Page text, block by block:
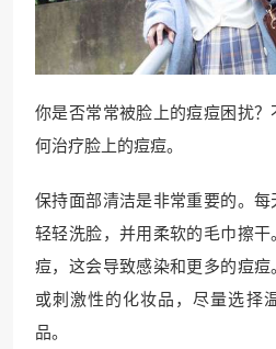
你是否常常被脸上的痘痘困扰
何治疗脸上的痘痘。
保持面部清洁是非常重要的。
轻轻洗脸，并用柔软的毛巾擦
痘，这会导致感染和更多的痘
或刺激性的化妆品，尽量选择
品。